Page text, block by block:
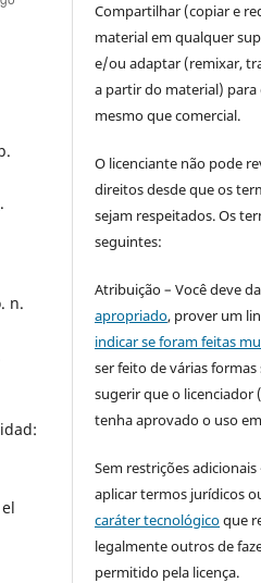
.
n.
Compartilhar (copiar e
material em qualquer
e/ou adaptar (remixar,
a partir do material)
mesmo que comercial.
O licenciante não pode
direitos desde que os
sejam respeitados. Os
seguintes:
Atribuição – Você deve
apropriado, prover um
indicar se foram feitas
ser feito de várias
sugerir que o licenciador
tenha aprovado o uso
Sem restrições
aplicar termos jurídicos
caráter tecnológicoque
legalmente outros de
permitido pela licença.